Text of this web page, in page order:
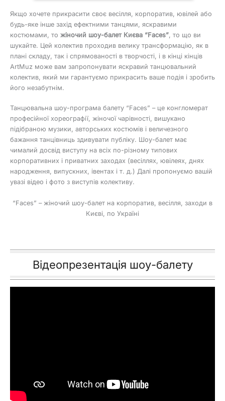
Якщо хочете прикрасити своє весілля, корпоратив, ювілей або
будь-яке інше захід ефектними танцями, яскравими
костюмами, то жіночий шоу-балет Києва “Faces”, то що ви
шукайте. Цей колектив проходив велику трансформацію, як в
плані складу, так і спрямованості в творчості, і в кінці кінців
ArtMuz може вам запропонувати яскравий танцювальний
колектив, який ми гарантуємо прикрасить ваше подія і зробить
його незабутнім.
Танцювальна шоу-програма балету “Faces” – це конгломерат
професійної хореографії, жіночої чарівності, вишукано
підібраною музики, авторських костюмів і величезного
бажання танцівниць здивувати публіку. Шоу-балет має
чималий досвід виступу на всіх по-різному типових
корпоративних і приватних заходах (весіллях, ювілеях, днях
народження, випускних, івентах і т. д.) Далі пропонуємо вашій
увазі відео і фото з виступів колективу.
“Faces” – жіночий шоу-балет на корпоратив, весілля, заходи в
Києві, по Україні
Відеопрезентація шоу-балету